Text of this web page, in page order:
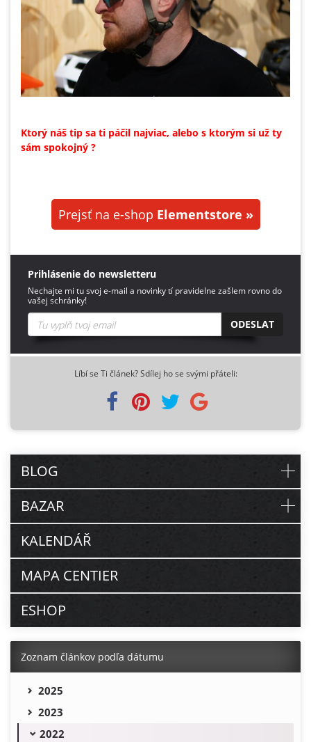
Ktorý náš tip sa ti páčil najviac, alebo s ktorým si už ty
sám spokojný ?
Prejsť na e-shop Elementstore »
Prihlásenie do newsletteru
Nechajte mi tu svoj e-mail a novinky tí pravidelne zašlem rovno do
vašej schránky!
ODESLAT
Líbí se Ti článek? Sdílej ho se svými přáteli:
BLOG
BAZAR
KALENDÁŘ
MAPA CENTIER
ESHOP
Zoznam článkov podľa dátumu
2025
2023
2022